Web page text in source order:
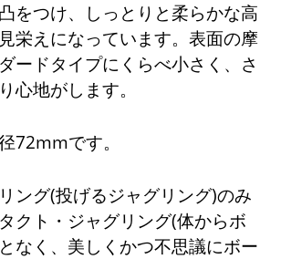
をつけ、しっとりと柔らかな高
栄えになっています。表面の摩
ードタイプにくらべ小さく、さ
心地がします。
72mmです。
ング(投げるジャグリング)のみ
クト・ジャグリング(体からボ
なく、美しくかつ不思議にボー